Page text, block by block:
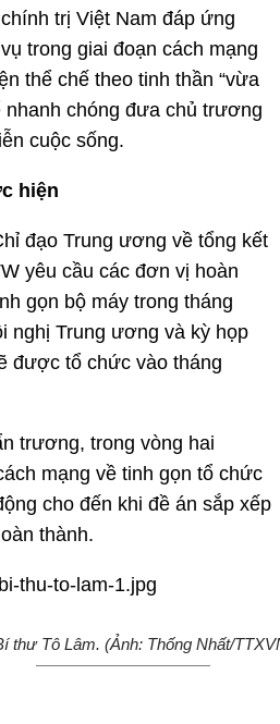
trị Việt Nam đáp ứng
trong giai đoạn cách mạng
thể chế theo tinh thần “vừa
nhanh chóng đưa chủ trương
cuộc sống.
hiện
đạo Trung ương về tổng kết
yêu cầu các đơn vị hoàn
gọn bộ máy trong tháng
nghị Trung ương và kỳ họp
được tổ chức vào tháng
trương, trong vòng hai
mạng về tinh gọn tổ chức
cho đến khi đề án sắp xếp
thành.
thư Tô Lâm. (Ảnh: Thống Nhất/